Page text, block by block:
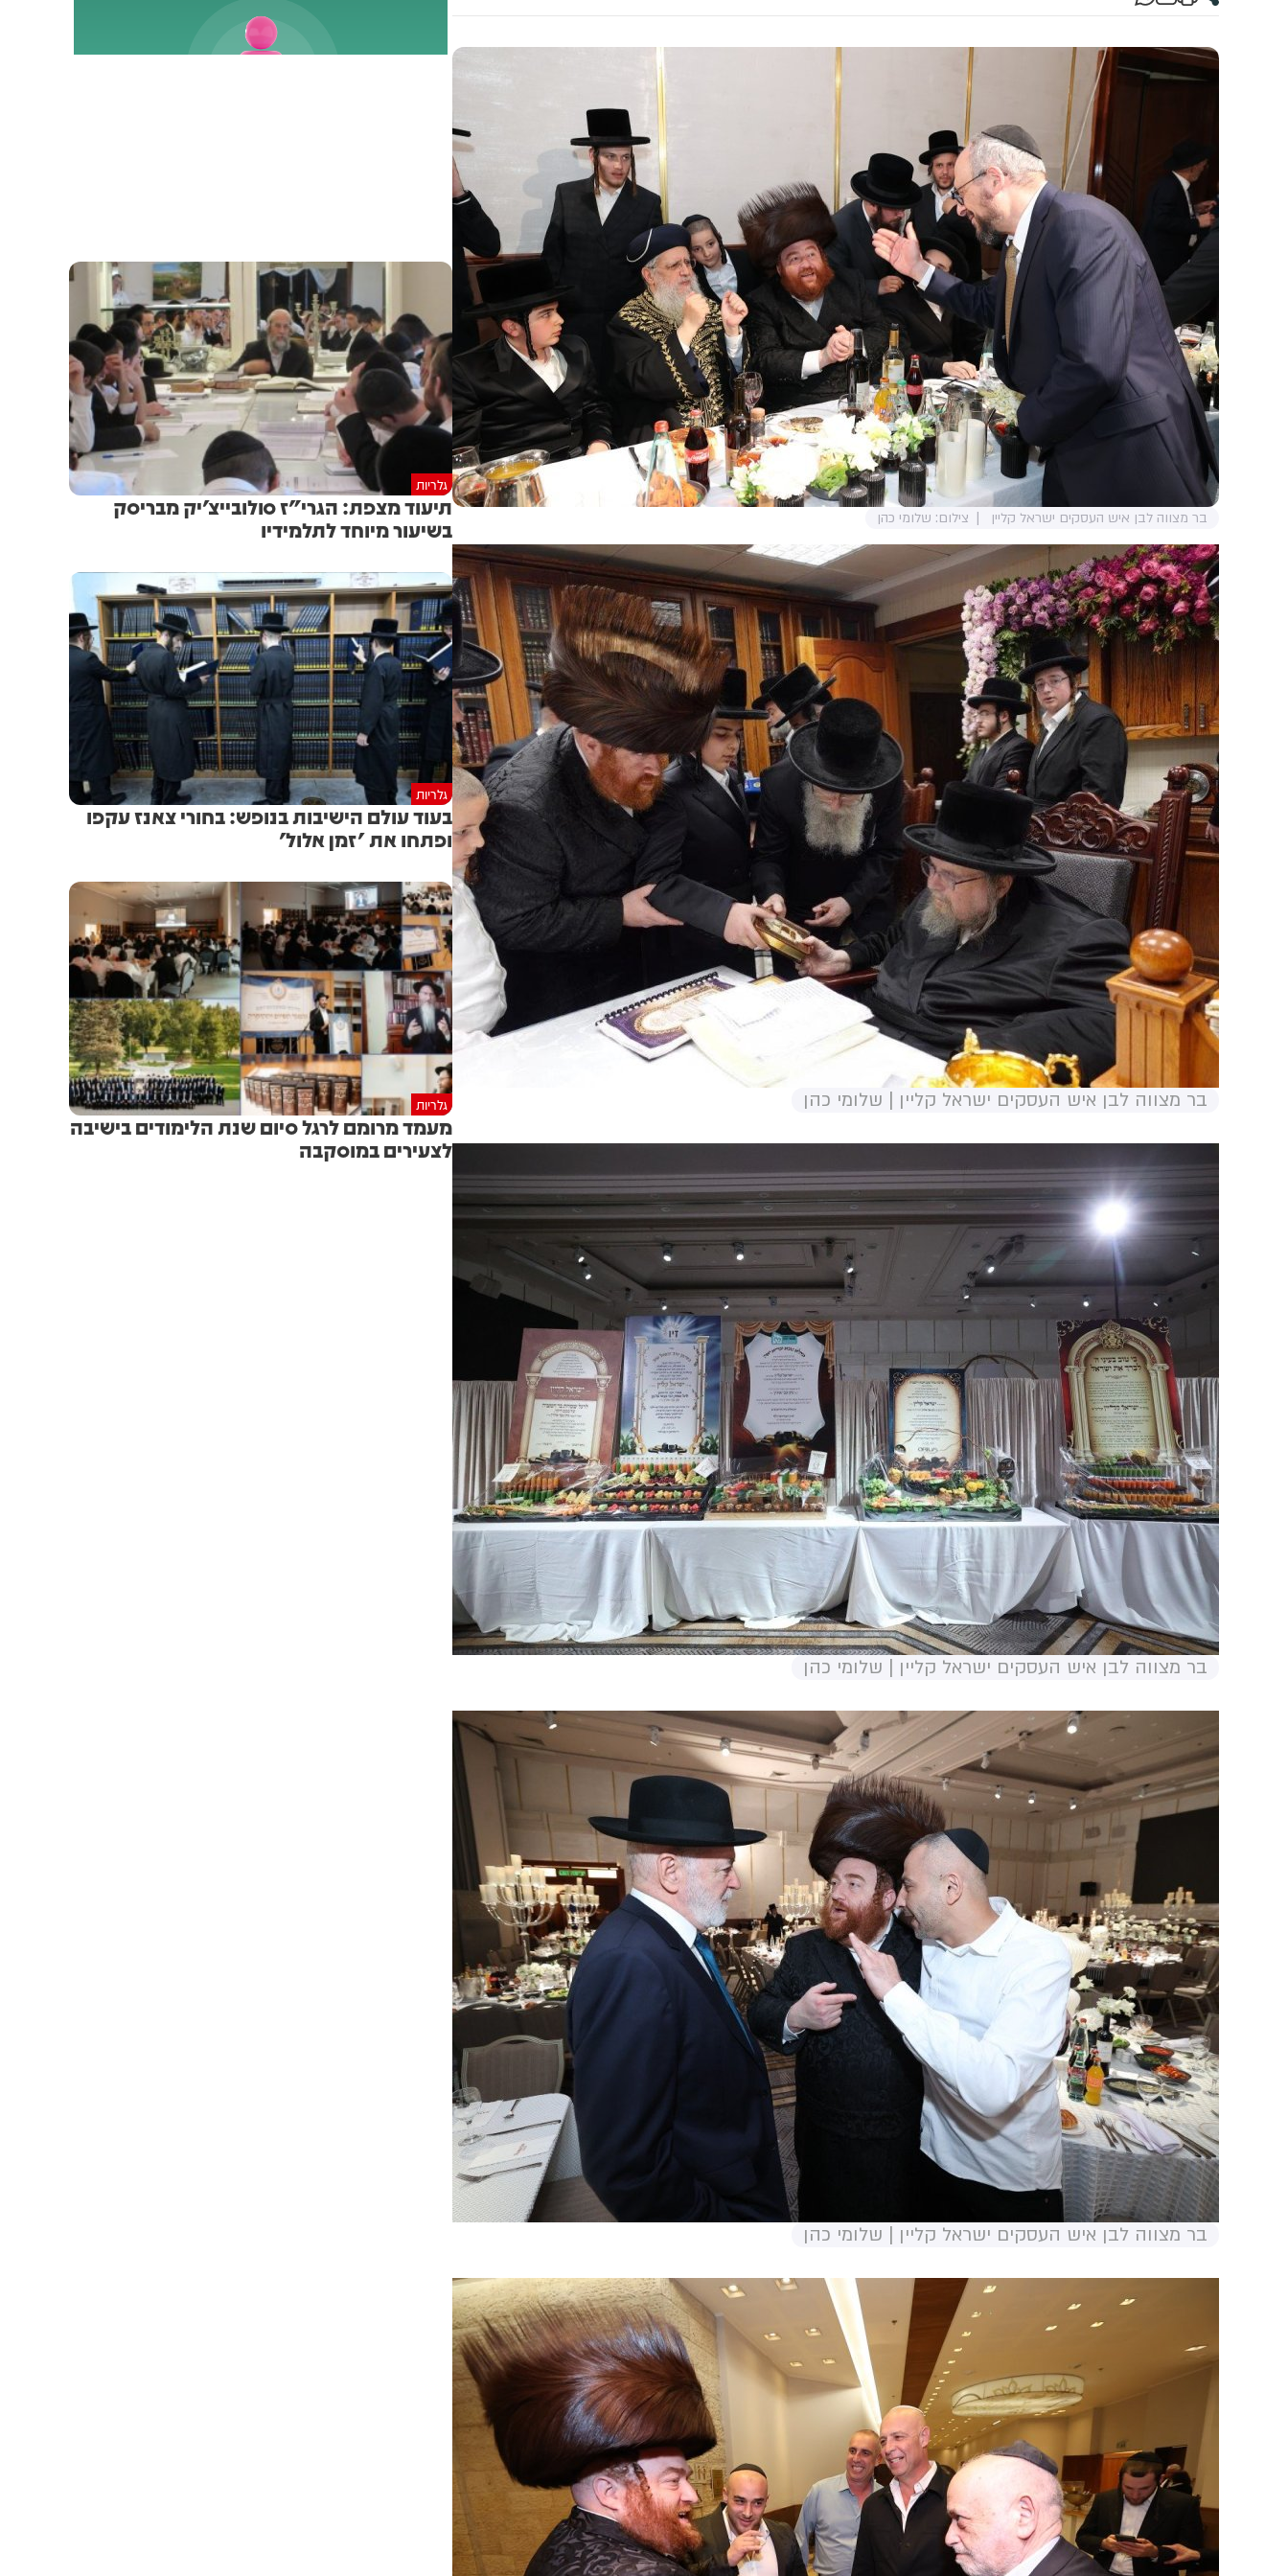
בר מצווה לבן איש העסקים ישראל קליין צילום: שלומי כהן
בר מצווה לבן איש העסקים ישראל קליין | שלומי כהן
בר מצווה לבן איש העסקים ישראל קליין | שלומי כהן
בר מצווה לבן איש העסקים ישראל קליין | שלומי כהן
גלריות
תיעוד מצפת: הגרי"ז סולובייצ'יק מבריסק
בשיעור מיוחד לתלמידיו
גלריות
בעוד עולם הישיבות בנופש: בחורי צאנז עקפו
ופתחו את 'זמן אלול'
גלריות
מעמד מרומם לרגל סיום שנת הלימודים בישיבה
לצעירים במוסקבה